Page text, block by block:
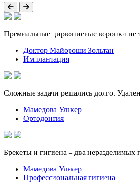
Премиальные циркониевые коронки не
Доктор Майороши Зольтан
Имплантация
Сложные задачи решались долго.
Мамедова Улькер
Ортодонтия
Брекеты и гигиена – два неразделимых
Мамедова Улькер
Профессиональная гигиена